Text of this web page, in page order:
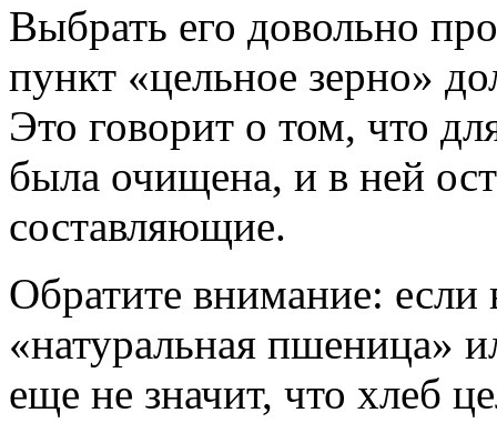
Выбрать его довольно
пункт «цельное зерно»
Это говорит о том, что
была очищена, и в ней
составляющие.
Обратите внимание: если
«натуральная пшеница»
еще не значит, что хлеб